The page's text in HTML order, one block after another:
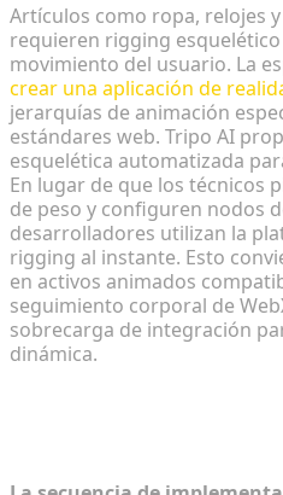
Artículos como ropa, relojes
requieren rigging
movimiento del usuario. La
crear una aplicación de
jerarquías de animación
estándares web. Tripo AI
esquelética automatizada
En lugar de que los técnicos
de peso y configuren nodos
desarrolladores utilizan la
rigging al instante. Esto
en activos animados
seguimiento corporal de
sobrecarga de integración
dinámica.